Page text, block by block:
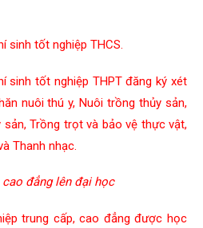
sinh tốt nghiệp THCS.
sinh tốt nghiệp THPT đăng ký xét
nuôi thú y, Nuôi trồng thủy sản,
sản, Trồng trọt và bảo vệ thực vật,
Thanh nhạc.
đẳng lên đại học
trung cấp, cao đẳng được học